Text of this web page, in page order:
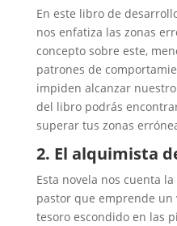
En este libro de
nos enfatiza las zonas
concepto sobre este,
patrones de
impiden alcanzar
del libro podrás
superar tus zonas
2. El alquimista
Esta novela nos cuenta
pastor que emprende
tesoro escondido en las